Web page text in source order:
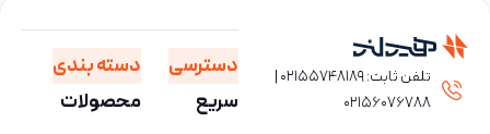
تلفن ثابت: ۰۲۱۵۵۷۴۸۱۸۹ |
۰۲۱۵۶۰۷۶۷۸۸
دسترسی
سریع
دسته بندی
محصولات